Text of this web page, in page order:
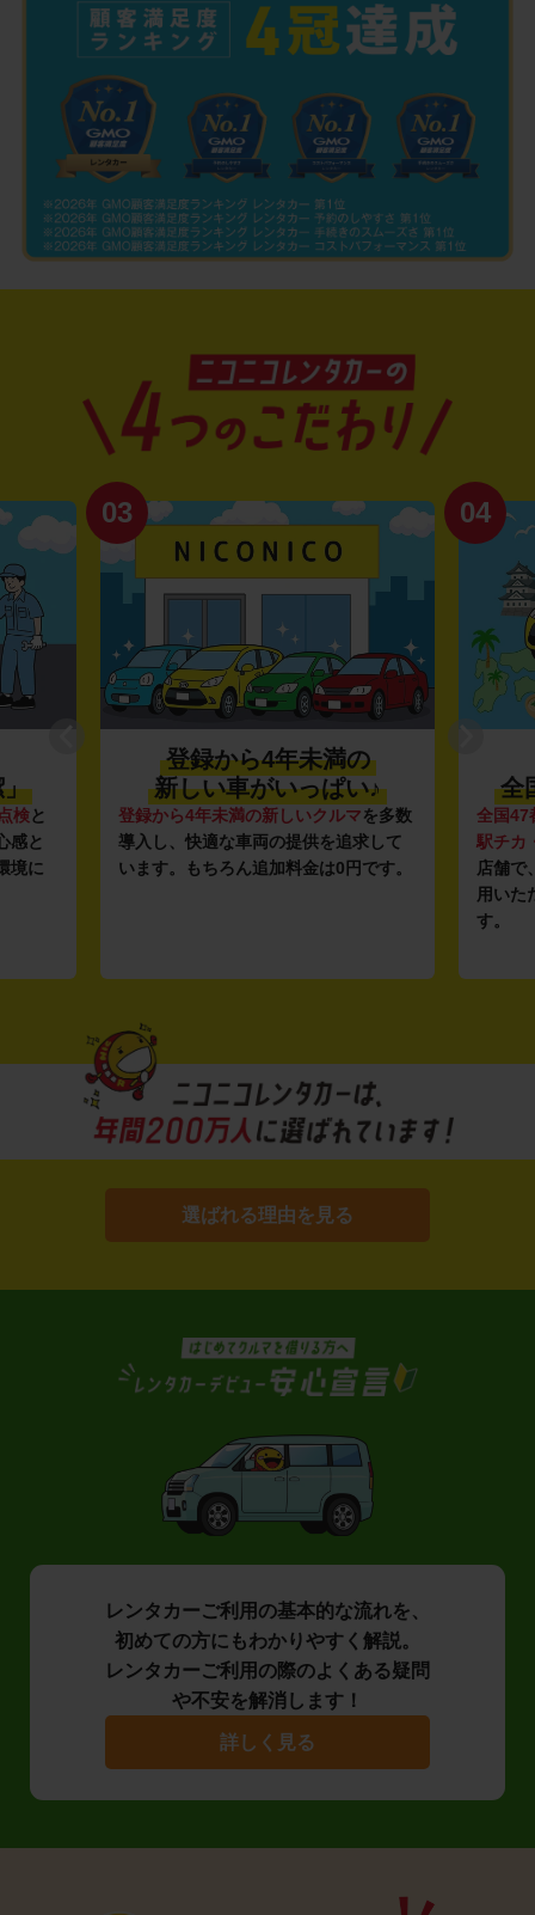
」
検と
感と
境に
03
登録から4年未満の
新しい車がいっぱい♪
登録から4年未満の新しいクルマを多数
導入し、快適な車両の提供を追求して
います。もちろん追加料金は0円です。
04
全
全国47
駅チカ
店舗で
用いた
す。
選ばれる理由を見る
レンタカーご利用の基本的な流れを、
初めての方にもわかりやすく解説。
レンタカーご利用の際のよくある疑問
や不安を解消します！
詳しく見る